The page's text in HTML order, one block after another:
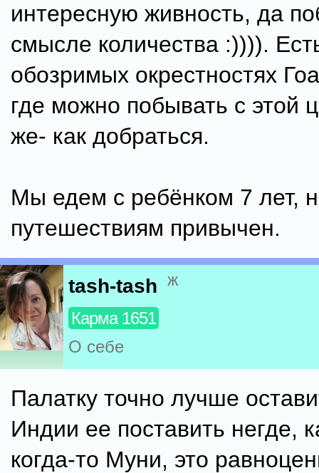
интересную живность, да
смысле количества :)))).
обозримых окрестностях
где можно побывать с этой
же- как добраться.
Мы едем с ребёнком 7 лет,
путешествиям привычен.
tash-tash ж
Карма 1651
О себе
Палатку точно лучше
Индии ее поставить негде,
когда-то Муни, это